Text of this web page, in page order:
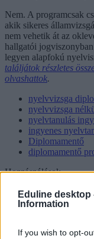
Eduline desktop
Information
If you wish to opt-
Nem. A programcsak
akik sikeres
nem vehetik át az
hallgatói
legyen alapfokú
találjátok részletes
olvashattok.
nyelvvizsga
nyelvvizsga
nyelvtanulás
ingyenes
Diplomamentő
diplomamentő
Hozzászólások